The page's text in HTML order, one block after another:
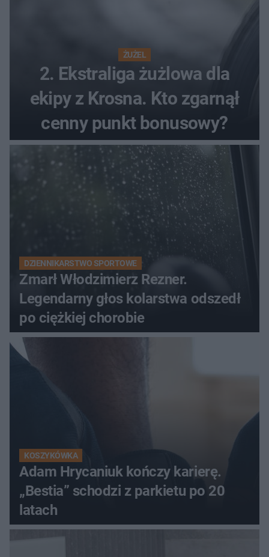
ŻUŻEL
2. Ekstraliga żużlowa dla
ekipy z Krosna. Kto zgarnął
cenny punkt bonusowy?
DZIENNIKARSTWO SPORTOWE
Zmarł Włodzimierz Rezner.
Legendarny głos kolarstwa odszedł
po ciężkiej chorobie
KOSZYKÓWKA
Adam Hrycaniuk kończy karierę.
„Bestia” schodzi z parkietu po 20
latach